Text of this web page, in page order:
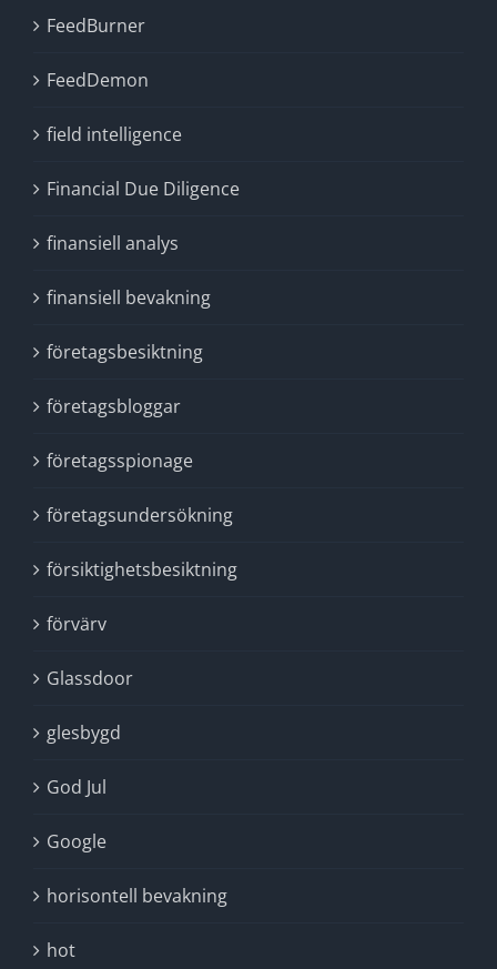
FeedBurner
FeedDemon
field intelligence
Financial Due Diligence
finansiell analys
finansiell bevakning
företagsbesiktning
företagsbloggar
företagsspionage
företagsundersökning
försiktighetsbesiktning
förvärv
Glassdoor
glesbygd
God Jul
Google
horisontell bevakning
hot